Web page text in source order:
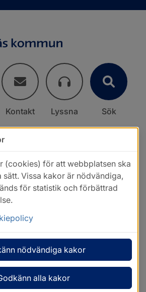
Kontakt Lyssna Sök
(cookies) för att webbplatsen ska
sätt. Vissa kakor är nödvändiga,
för statistik och förbättrad
nödvändiga kakor
alla kakor